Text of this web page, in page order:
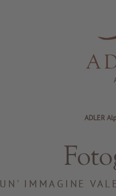
ADLER
UN' IMMAGINE